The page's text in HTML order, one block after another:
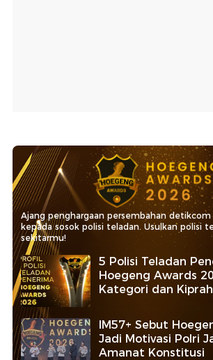
Ajang penghargaan persembahan detikcom
kepada sosok polisi teladan. Usulkan polisi
sekitarmu!
5 Polisi Teladan
Hoegeng Awards
Kategori dan
IM57+ Sebut
Jadi Motivasi Polri
Amanat Konstitusi